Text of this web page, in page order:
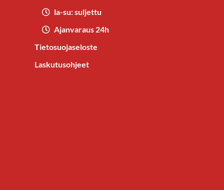
la-su: suljettu
Ajanvaraus 24h
Tietosuojaseloste
Laskutusohjeet